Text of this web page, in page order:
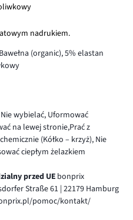
nadrukiem.
(organic), 5% elastan
wybielać, Uformować
na lewej stronie,Prać z
(Kółko – krzyż), Nie
ciepłym żelazkiem
przed UE bonprix
Straße 61 | 22179 Hamburg
pomoc/kontakt/